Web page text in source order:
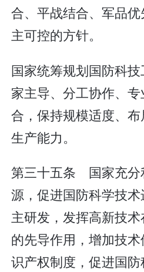
合、平战结合、军品
主可控的方针。
国家统筹规划国防科
家主导、分工协作、
合，保持规模适度、
生产能力。
第三十五条 国家充分
源，促进国防科学技
主研发，发挥高新技
的先导作用，增加技
识产权制度，促进国